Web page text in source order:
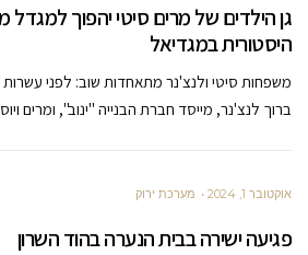
גן הילדים של מרים סיטי יהפוך למגדל
היסטורית במגדיאל
משפחות סיטי ולנצ'נר מתאחדות שוב: לפני עשרות
ברוך לנצ'נר, מייסד חברת הבנייה "ינוב", ומרים
אוקטובר 1, 2024 מערכת ירוק
פגיעה ישירה בבית הנערה בהוד השרון